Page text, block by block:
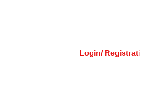
Login/ Registrati